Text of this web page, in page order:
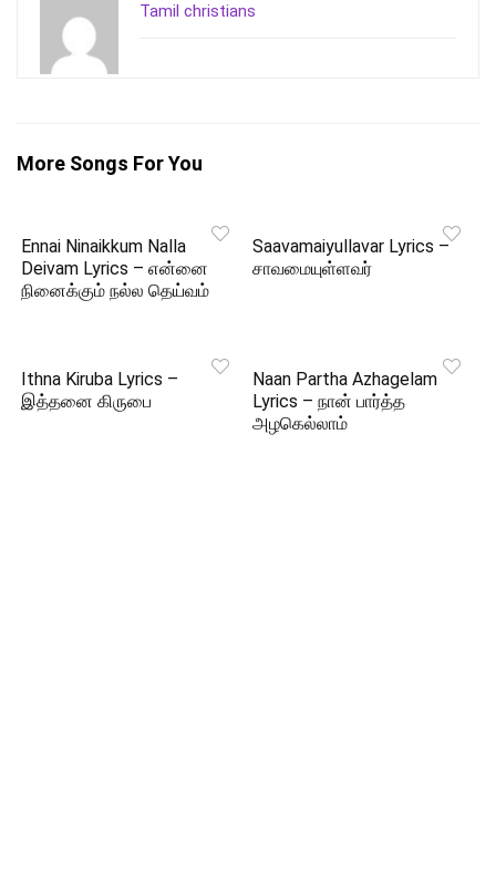
Tamil christians
More Songs For You
Ennai Ninaikkum Nalla
Deivam Lyrics – என்னை
நினைக்கும் நல்ல தெய்வம்
Saavamaiyullavar Lyrics –
சாவமையுள்ளவர்
Ithna Kiruba Lyrics –
இத்தனை கிருபை
Naan Partha Azhagelam
Lyrics – நான் பார்த்த
அழகெல்லாம்